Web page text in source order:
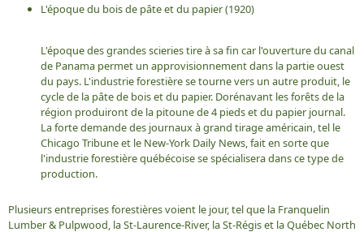
L'époque du bois de pâte et du papier (1920)
L'époque des grandes scieries tire à sa fin car l'ouverture du canal
de Panama permet un approvisionnement dans la partie ouest
du pays. L'industrie forestière se tourne vers un autre produit, le
cycle de la pâte de bois et du papier. Dorénavant les forêts de la
région produiront de la pitoune de 4 pieds et du papier journal.
La forte demande des journaux à grand tirage américain, tel le
Chicago Tribune et le New-York Daily News, fait en sorte que
l'industrie forestière québécoise se spécialisera dans ce type de
production.
Plusieurs entreprises forestières voient le jour, tel que la Franquelin
Lumber & Pulpwood, la St-Laurence-River, la St-Régis et la Québec North